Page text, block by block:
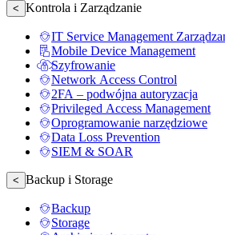
< Kontrola i Zarządzanie
IT Service Management
Mobile Device Management
Szyfrowanie
Network Access Control
2FA – podwójna autoryzacja
Privileged Access Management
Oprogramowanie narzędziowe
Data Loss Prevention
SIEM & SOAR
< Backup i Storage
Backup
Storage